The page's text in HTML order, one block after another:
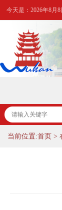
今天是：2026年8月
当前位置:首页 >